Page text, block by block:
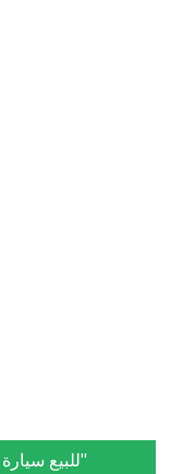
0 Response to "للبيع سيارة هونداي النترا 2015"